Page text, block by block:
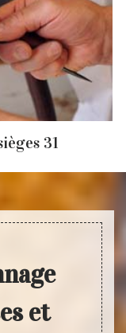
31
et